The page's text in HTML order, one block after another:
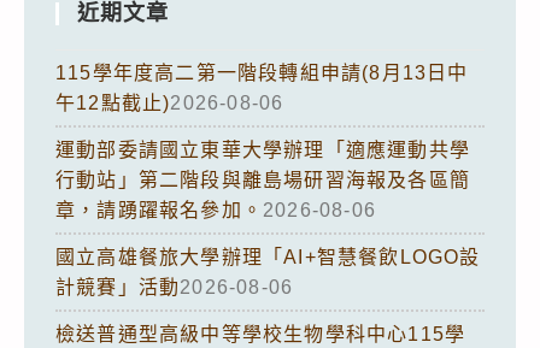
近期文章
115學年度高二第一階段轉組申請(8月13日中
午12點截止)2026-08-06
運動部委請國立東華大學辦理「適應運動共學
行動站」第二階段與離島場研習海報及各區簡
章，請踴躍報名參加。 2026-08-06
國立高雄餐旅大學辦理「AI+智慧餐飲LOGO設
計競賽」活動2026-08-06
檢送普通型高級中等學校生物學科中心115學